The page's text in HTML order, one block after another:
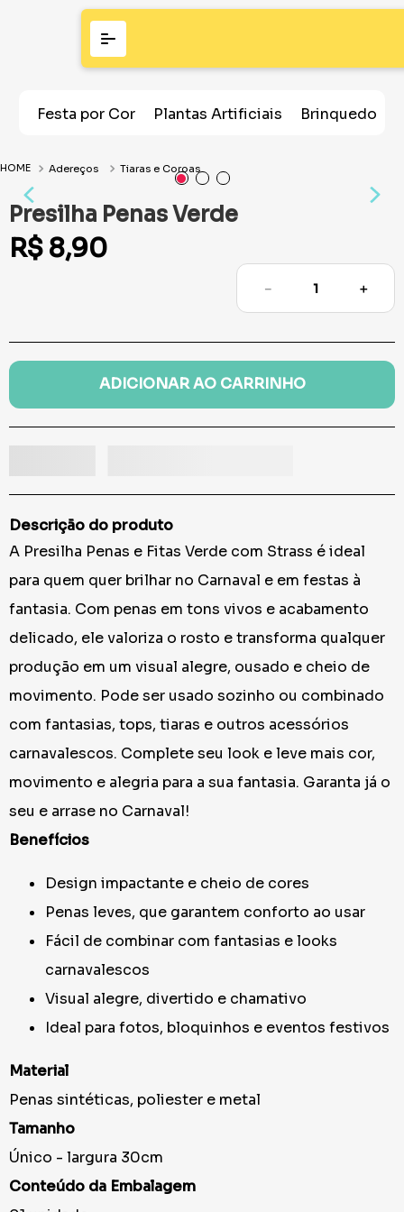
Festa por Cor Plantas Artificiais Brinquedos
Adereços Tiaras e Coroas
Presilha Penas Verde
R$ 8,90
＋
－
ADICIONAR AO CARRINHO
Descrição do produto
A Presilha Penas e Fitas Verde com Strass é ideal
para quem quer brilhar no Carnaval e em festas à
fantasia. Com penas em tons vivos e acabamento
delicado, ele valoriza o rosto e transforma qualquer
produção em um visual alegre, ousado e cheio de
movimento. Pode ser usado sozinho ou combinado
com fantasias, tops, tiaras e outros acessórios
carnavalescos. Complete seu look e leve mais cor,
movimento e alegria para a sua fantasia. Garanta já o
seu e arrase no Carnaval!
Benefícios
Design impactante e cheio de cores
Penas leves, que garantem conforto ao usar
Fácil de combinar com fantasias e looks
carnavalescos
Visual alegre, divertido e chamativo
Ideal para fotos, bloquinhos e eventos festivos
Material
Penas sintéticas, poliester e metal
Tamanho
Único - largura 30cm
Conteúdo da Embalagem